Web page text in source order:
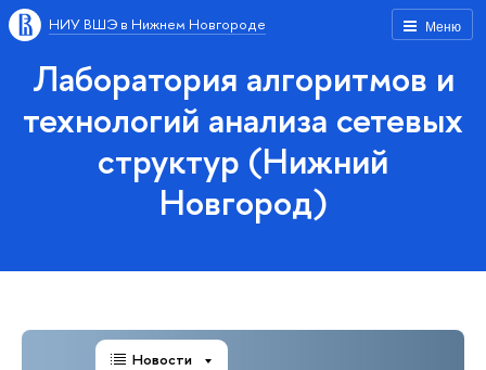
Меню
НИУ ВШЭ в Нижнем Новгороде
Лаборатория алгоритмов и
технологий анализа сетевых
структур (Нижний
Новгород)
Новости